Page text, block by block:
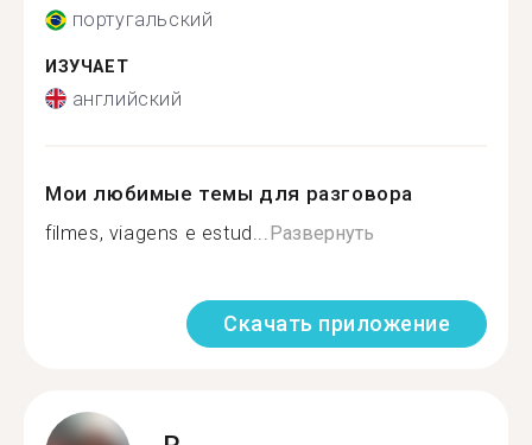
португальский
ИЗУЧАЕТ
английский
Мои любимые темы для разговора
filmes, viagens e estud... Развернуть
Скачать приложение